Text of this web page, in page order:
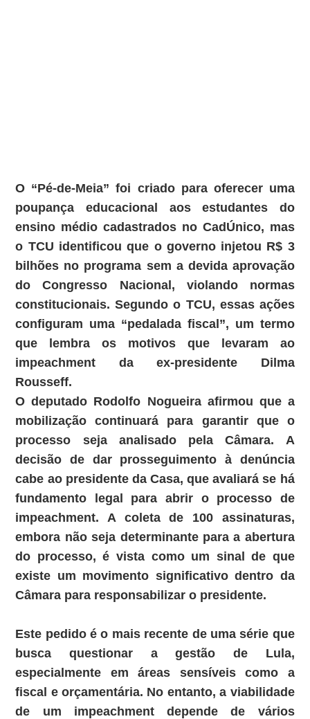
O “Pé-de-Meia” foi criado para oferecer uma
poupança educacional aos estudantes do
ensino médio cadastrados no CadÚnico, mas
o TCU identificou que o governo injetou R$ 3
bilhões no programa sem a devida aprovação
do Congresso Nacional, violando normas
constitucionais. Segundo o TCU, essas ações
configuram uma “pedalada fiscal”, um termo
que lembra os motivos que levaram ao
impeachment da ex-presidente Dilma
Rousseff.
O deputado Rodolfo Nogueira afirmou que a
mobilização continuará para garantir que o
processo seja analisado pela Câmara. A
decisão de dar prosseguimento à denúncia
cabe ao presidente da Casa, que avaliará se há
fundamento legal para abrir o processo de
impeachment. A coleta de 100 assinaturas,
embora não seja determinante para a abertura
do processo, é vista como um sinal de que
existe um movimento significativo dentro da
Câmara para responsabilizar o presidente.
Este pedido é o mais recente de uma série que
busca questionar a gestão de Lula,
especialmente em áreas sensíveis como a
fiscal e orçamentária. No entanto, a viabilidade
de um impeachment depende de vários